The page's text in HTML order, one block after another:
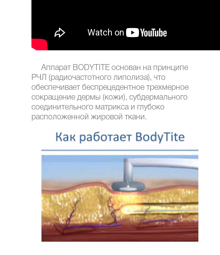
Аппарат BODYTITE основан на принципе
РЧЛ (радиочастотного липолиза), что
обеспечивает беспрецедентное трехмерное
сокращение дермы (кожи), субдермального
соединительного матрикса и глубоко
расположенной жировой ткани.